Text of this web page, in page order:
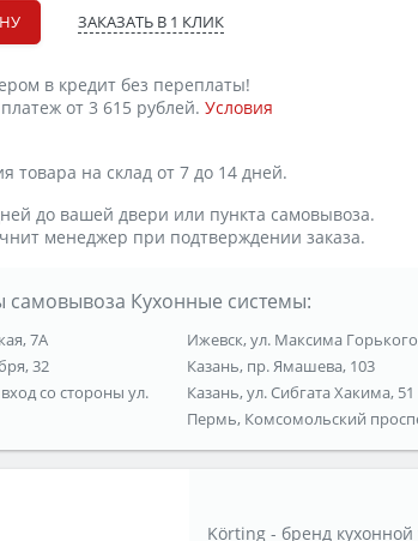
ЗАКАЗАТЬ В 1 КЛИК
в кредит без переплаты!
от 3 615 рублей. Условия
товара на склад от 7 до 14 дней.
до вашей двери или пункта самовывоза.
менеджер при подтверждении заказа.
Кухонные системы:
7А
32
со стороны ул.
Ижевск, ул. Максима
Казань, пр. Ямашева, 103
Казань, ул. Сибгата Хакима, 51
Пермь, Комсомольский
Körting - бренд кухонной